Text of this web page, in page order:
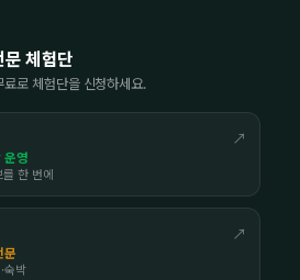
체험단
로 체험단을 신청하세요.
↗
운영
를 한 번에
↗
문
숙박